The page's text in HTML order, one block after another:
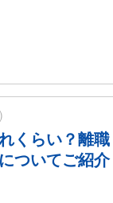
くらい？離職
ついてご紹介